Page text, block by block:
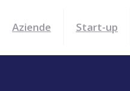
Aziende Start-up